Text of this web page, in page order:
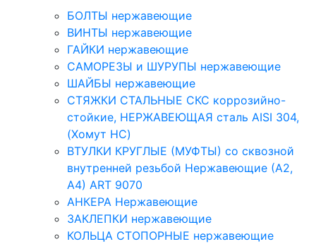
БОЛТЫ нержавеющие
ВИНТЫ нержавеющие
ГАЙКИ нержавеющие
САМОРЕЗЫ и ШУРУПЫ нержавеющие
ШАЙБЫ нержавеющие
СТЯЖКИ СТАЛЬНЫЕ СКС коррозийно-
стойкие, НЕРЖАВЕЮЩАЯ сталь AISI 304,
(Хомут НС)
ВТУЛКИ КРУГЛЫЕ (МУФТЫ) со сквозной
внутренней резьбой Нержавеющие (А2,
А4) ART 9070
АНКЕРА Нержавеющие
ЗАКЛЕПКИ нержавеющие
КОЛЬЦА СТОПОРНЫЕ нержавеющие